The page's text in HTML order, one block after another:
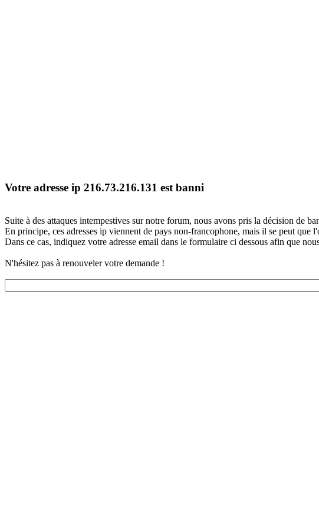
Votre adresse ip 216.73.216.131 est banni
Suite à des attaques intempestives sur notre forum, nous avons pris la décision de
En principe, ces adresses ip viennent de pays non-francophone, mais il se peut
Dans ce cas, indiquez votre adresse email dans le formulaire ci dessous afin que
N'hésitez pas à renouveler votre demande !